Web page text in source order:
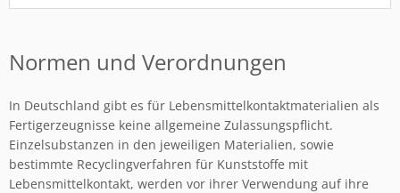
Normen und Verordnungen
In Deutschland gibt es für Lebensmittelkontaktmaterialien als
Fertigerzeugnisse keine allgemeine Zulassungspflicht.
Einzelsubstanzen in den jeweiligen Materialien, sowie
bestimmte Recyclingverfahren für Kunststoffe mit
Lebensmittelkontakt, werden vor ihrer Verwendung auf ihre